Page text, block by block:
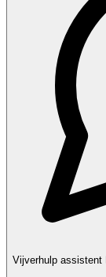
Vijverhulp assistent